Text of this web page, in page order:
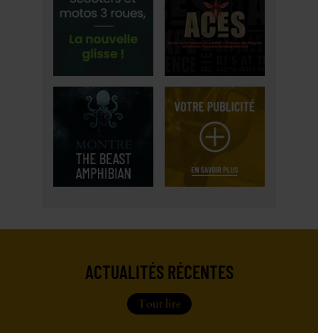
ACTUALITÉS RÉCENTES
Tout lire